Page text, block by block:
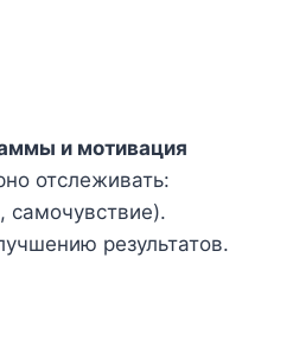
и мотивация
отслеживать:
самочувствие).
результатов.